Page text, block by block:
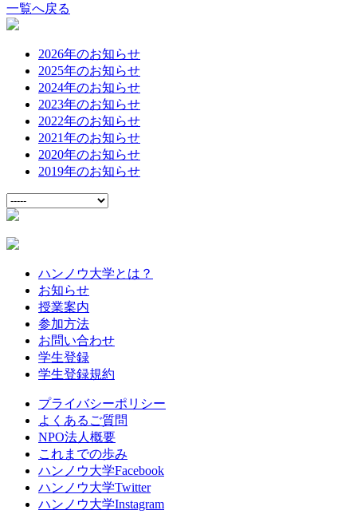
一覧へ戻る
2026年のお知らせ
2025年のお知らせ
2024年のお知らせ
2023年のお知らせ
2022年のお知らせ
2021年のお知らせ
2020年のお知らせ
2019年のお知らせ
ハンノウ大学とは？
お知らせ
授業案内
参加方法
お問い合わせ
学生登録
学生登録規約
プライバシーポリシー
よくあるご質問
NPO法人概要
これまでの歩み
ハンノウ大学Facebook
ハンノウ大学Twitter
ハンノウ大学Instagram